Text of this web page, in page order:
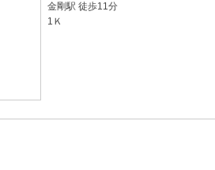
金剛駅 徒歩11分
1Ｋ